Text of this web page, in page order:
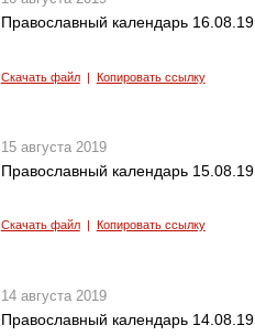
Православный календарь 16.08.19
Скачать файл| Копировать ссылку
15 августа 2019
Православный календарь 15.08.19
Скачать файл| Копировать ссылку
14 августа 2019
Православный календарь 14.08.19